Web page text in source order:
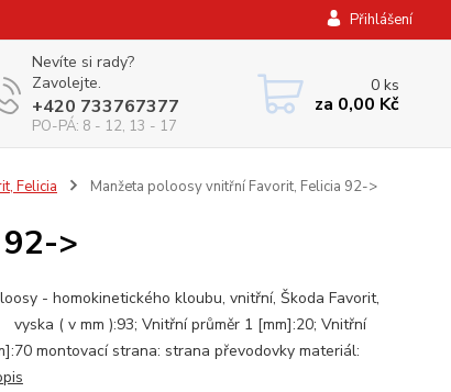
Přihlášení
Nevíte si rady?
Zavolejte.
+420 733767377
PO-PÁ: 8 - 12, 13 - 17
0 ks
za 0,00 Kč
Felicia Manžeta poloosy vnitřní Favorit, Felicia 92->
>
- homokinetického kloubu, vnitřní, Škoda Favorit,
( v mm ):93; Vnitřní průměr 1 [mm]:20; Vnitřní
montovací strana: strana převodovky materiál: